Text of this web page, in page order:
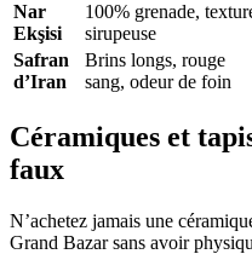
Nar
Ekşisi
100% grenade,
sirupeuse
Safran
d’Iran
Brins longs, rouge
sang, odeur de foin
Céramiques et
faux
N’achetez jamais une
Grand Bazar sans avoir